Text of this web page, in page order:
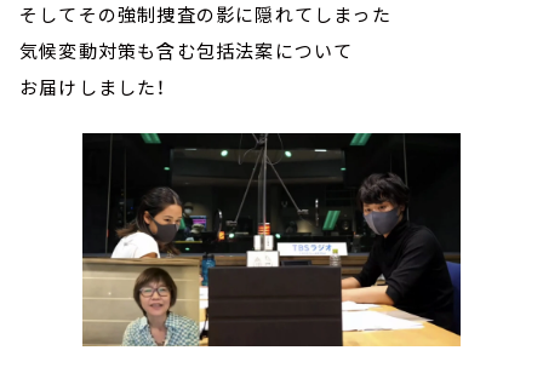
そしてその強制捜査の影に隠れてしまった
気候変動対策も含む包括法案について
お届けしました！